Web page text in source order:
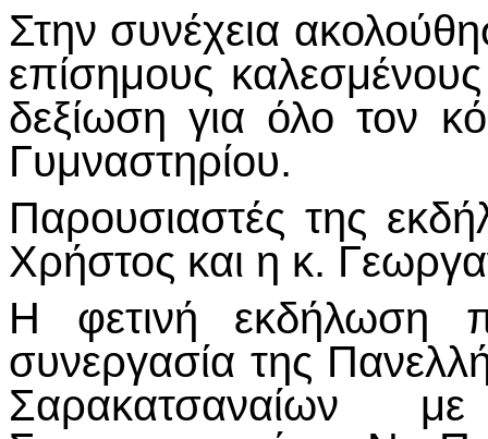
Στην συνέχεια
επίσημους
δεξίωση για όλο τον
Γυμναστηρίου.
Παρουσιαστές της
Χρήστος και η κ.
Η φετινή εκδήλωση
συνεργασία της
Σαρακατσαναίων